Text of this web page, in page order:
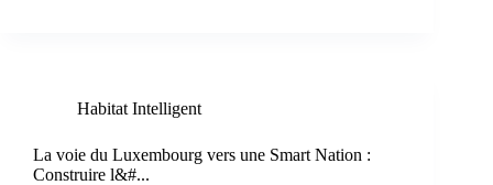
Habitat Intelligent
La voie du Luxembourg vers une Smart Nation :
Construire l&#...